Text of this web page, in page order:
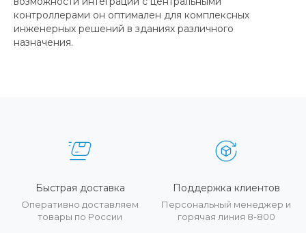
контроллерами он оптимален для комплексных
инженерных решений в зданиях различного
назначения.
Быстрая доставка
Оперативно доставляем
товары по России
Поддержка клиентов
Персональный менеджер и
горячая линия 8-800